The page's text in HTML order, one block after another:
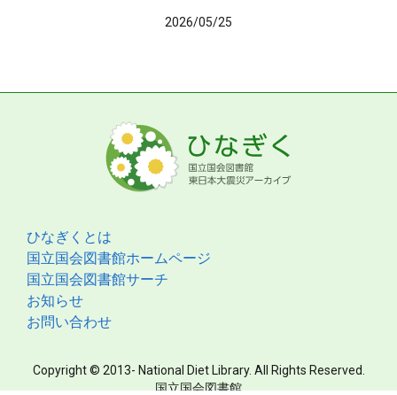
2026/05/25
ひなぎくとは
国立国会図書館ホームページ
国立国会図書館サーチ
お知らせ
お問い合わせ
Copyright © 2013- National Diet Library. All Rights Reserved.